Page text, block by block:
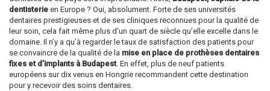
dentisterie en Europe ? Oui, absolument. Forte de ses universités
dentaires prestigieuses et de ses cliniques reconnues pour la qualité de
leur soin, cela fait même plus d’un quart de siècle qu’elle excelle dans le
domaine. Il n’y a qu’à regarder le taux de satisfaction des patients pour
se convaincre de la qualité de la mise en place de prothèses dentaires
fixes et d’implants à Budapest. En effet, plus de neuf patients
européens sur dix venus en Hongrie recommandent cette destination
pour y recevoir des soins dentaires.